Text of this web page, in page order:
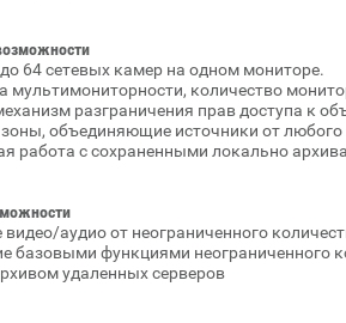
64 сетевых камер на одном мониторе.
мультимониторности, количество
разграничения прав доступа к
объединяющие источники от любого
работа с сохраненными локально
видео/аудио от неограниченного
базовыми функциями неограниченного
удаленных серверов